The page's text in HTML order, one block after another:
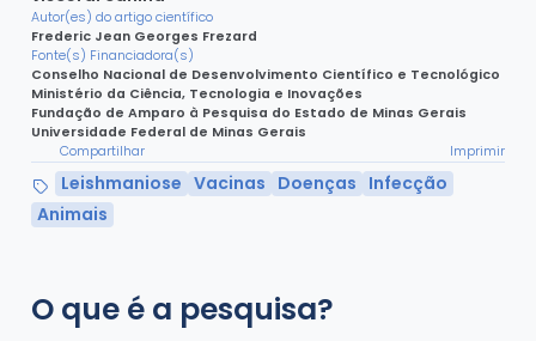
Autor(es) do artigo científico
Frederic Jean Georges Frezard
Fonte(s) Financiadora(s)
Conselho Nacional de Desenvolvimento Científico e Tecnológico
Ministério da Ciência, Tecnologia e Inovações
Fundação de Amparo à Pesquisa do Estado de Minas Gerais
Universidade Federal de Minas Gerais
Compartilhar
Imprimir
Leishmaniose Vacinas Doenças Infecção
Animais
O que é a pesquisa?